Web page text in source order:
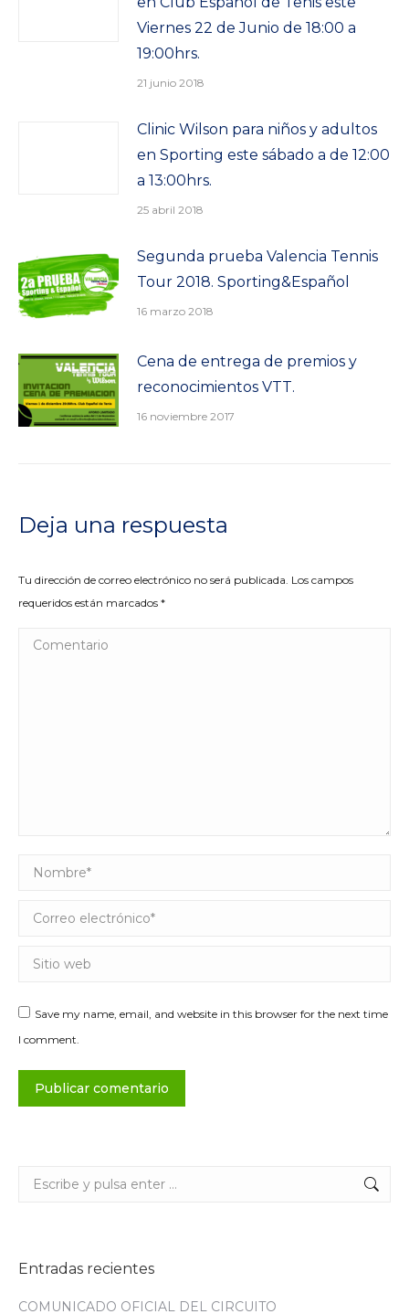
Viernes 22 de Junio de 18:00 a
19:00hrs.
21 junio 2018
Clinic Wilson para niños y adultos
en Sporting este sábado a de 12:00
a 13:00hrs.
25 abril 2018
Segunda prueba Valencia Tennis
Tour 2018. Sporting&Español
16 marzo 2018
Cena de entrega de premios y
reconocimientos VTT.
16 noviembre 2017
Deja una respuesta
Tu dirección de correo electrónico no será publicada. Los campos
requeridos están marcados *
Comentario
Nombre *
Correo electrónico *
Sitio web
Save my name, email, and website in this browser for the next time
I comment.
Publicar comentario
Buscar:
Entradas recientes
COMUNICADO OFICIAL DEL CIRCUITO